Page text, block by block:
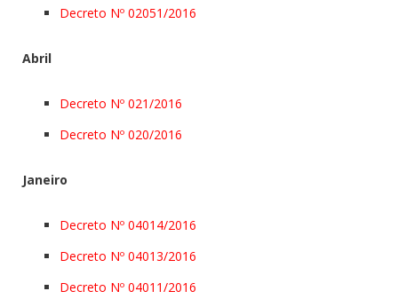
Decreto Nº 02051/2016
Abril
Decreto Nº 021/2016
Decreto Nº 020/2016
Janeiro
Decreto Nº 04014/2016
Decreto Nº 04013/2016
Decreto Nº 04011/2016